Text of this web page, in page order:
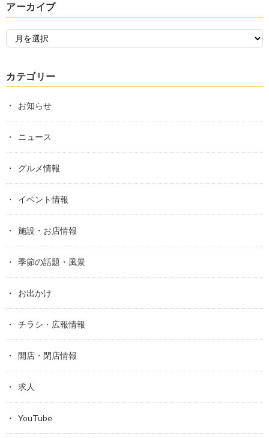
アーカイブ
カテゴリー
お知らせ
ニュース
グルメ情報
イベント情報
施設・お店情報
季節の話題・風景
お出かけ
チラシ・広報情報
開店・閉店情報
求人
YouTube